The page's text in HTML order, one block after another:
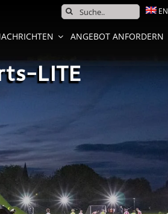
SEARCH
ANGEBOT ANFORDERN
LITE